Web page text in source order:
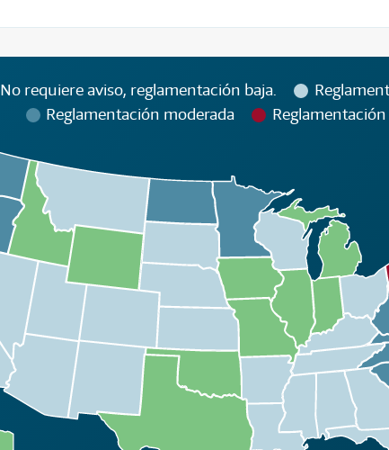
No requiere aviso, reglamentación baja.
Reglamentación moderada